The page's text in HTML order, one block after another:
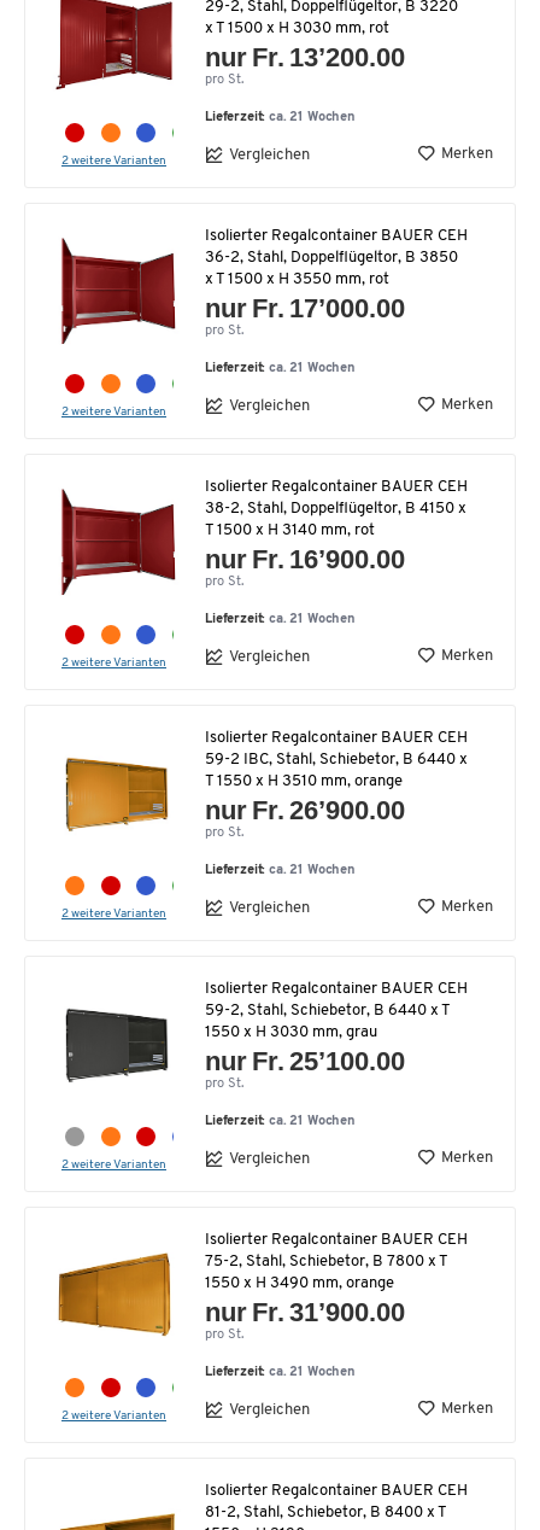
2 weitere Varianten
29-2, Stahl, Doppelflügeltor, B 3220
x T 1500 x H 3030 mm, rot
nur Fr. 13’200.00
pro St.
Lieferzeit:ca. 21 Wochen
Vergleichen Merken
2 weitere Varianten
Isolierter Regalcontainer BAUER CEH
36-2, Stahl, Doppelflügeltor, B 3850
x T 1500 x H 3550 mm, rot
nur Fr. 17’000.00
pro St.
Lieferzeit:ca. 21 Wochen
Vergleichen Merken
2 weitere Varianten
Isolierter Regalcontainer BAUER CEH
38-2, Stahl, Doppelflügeltor, B 4150 x
T 1500 x H 3140 mm, rot
nur Fr. 16’900.00
pro St.
Lieferzeit:ca. 21 Wochen
Vergleichen Merken
2 weitere Varianten
Isolierter Regalcontainer BAUER CEH
59-2 IBC, Stahl, Schiebetor, B 6440 x
T 1550 x H 3510 mm, orange
nur Fr. 26’900.00
pro St.
Lieferzeit:ca. 21 Wochen
Vergleichen Merken
2 weitere Varianten
Isolierter Regalcontainer BAUER CEH
59-2, Stahl, Schiebetor, B 6440 x T
1550 x H 3030 mm, grau
nur Fr. 25’100.00
pro St.
Lieferzeit:ca. 21 Wochen
Vergleichen Merken
2 weitere Varianten
Isolierter Regalcontainer BAUER CEH
75-2, Stahl, Schiebetor, B 7800 x T
1550 x H 3490 mm, orange
nur Fr. 31’900.00
pro St.
Lieferzeit:ca. 21 Wochen
Vergleichen Merken
Isolierter Regalcontainer BAUER CEH
81-2, Stahl, Schiebetor, B 8400 x T